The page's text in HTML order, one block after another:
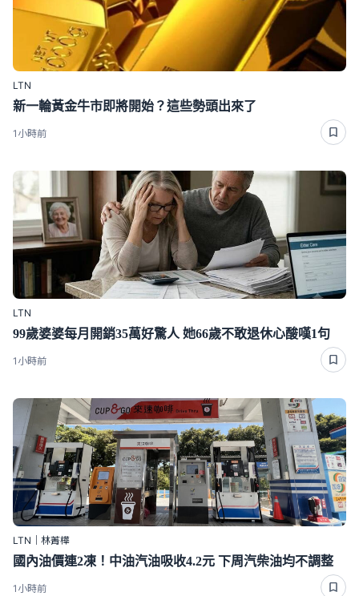
LTN
新一輪黃金牛市即將開始？這些勢頭出來了
1小時前
LTN
99歲婆婆每月開銷35萬好驚人 她66歲不敢退休心酸嘆1句
1小時前
LTN｜林菁樺
國內油價連2凍！中油汽油吸收4.2元 下周汽柴油均不調整
1小時前